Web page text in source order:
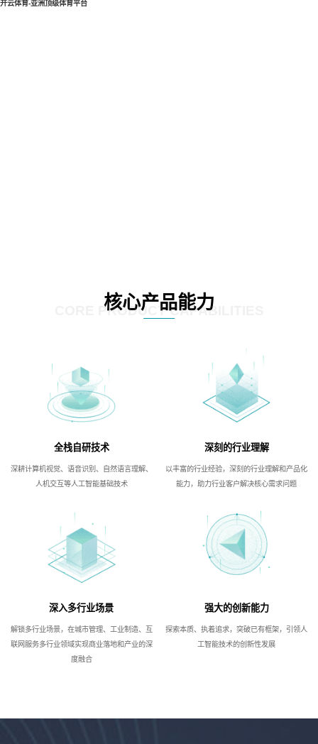
开云体育-亚洲顶级体育平台
核心产品能力
CORE PRODUCT CAPABILITIES
全栈自研技术
深耕计算机视觉、语音识别、自然语言理解、
人机交互等人工智能基础技术
深刻的行业理解
以丰富的行业经验，深刻的行业理解和产品化
能力，助力行业客户解决核心需求问题
深入多行业场景
解锁多行业场景，在城市管理、工业制造、互
联网服务多行业领域实现商业落地和产业的深
度融合
强大的创新能力
探索本质、执着追求，突破已有框架，引领人
工智能技术的创新性发展